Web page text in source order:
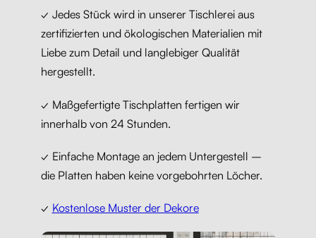
✓ Jedes Stück wird in unserer Tischlerei aus
zertifizierten und ökologischen Materialien mit
Liebe zum Detail und langlebiger Qualität
hergestellt.
✓ Maßgefertigte Tischplatten fertigen wir
innerhalb von 24 Stunden.
✓ Einfache Montage an jedem Untergestell –
die Platten haben keine vorgebohrten Löcher.
✓ Kostenlose Muster der Dekore